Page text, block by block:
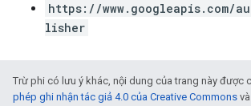
https://www.googleapis.com/
lisher
Trừ phi có lưu ý khác, nội dung của trang này được
phép ghi nhận tác giả 4.0 của Creative Commons